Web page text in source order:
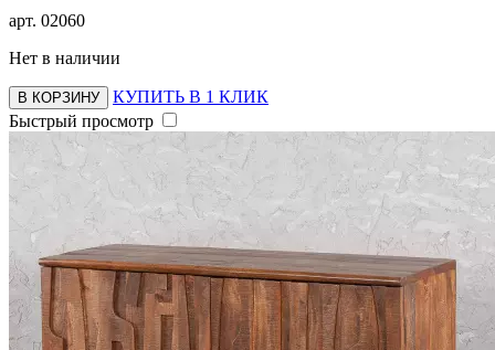
арт. 02060
Нет в наличии
В КОРЗИНУ
КУПИТЬ В 1 КЛИК
Быстрый просмотр